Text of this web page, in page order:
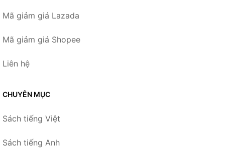
Mã giảm giá Lazada
Mã giảm giá Shopee
Liên hệ
CHUYÊN MỤC
Sách tiếng Việt
Sách tiếng Anh